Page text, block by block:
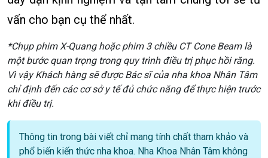
vấn cho bạn cụ thể nhất.
*Chụp phim X-Quang hoặc phim 3 chiều CT Cone Beam là
một bước quan trọng trong quy trình điều trị phục hồi răng.
Vì vậy Khách hàng sẽ được Bác sĩ của nha khoa Nhân Tâm
chỉ định đến các cơ sở y tế đủ chức năng để thực hiện trước
khi điều trị.
Thông tin trong bài viết chỉ mang tính chất tham khảo và
phổ biến kiến thức nha khoa. Nha Khoa Nhân Tâm không